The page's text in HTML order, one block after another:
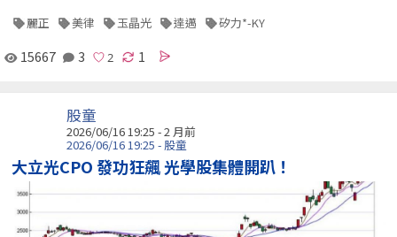
麗正 美律 玉晶光 達邁 矽力*-KY
15667 3 1
股童
2026/06/16 19:25 - 2 月前
2026/06/16 19:25 - 股童
大立光CPO 發功狂飆 光學股集體開趴！